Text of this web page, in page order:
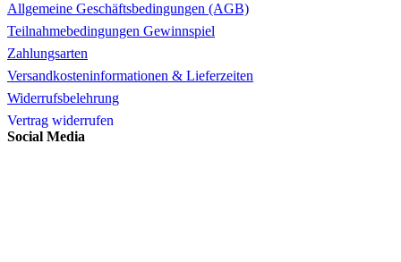
Allgemeine Geschäftsbedingungen (AGB)
Teilnahmebedingungen Gewinnspiel
Zahlungsarten
Versandkosteninformationen & Lieferzeiten
Widerrufsbelehrung
Vertrag widerrufen
Social Media